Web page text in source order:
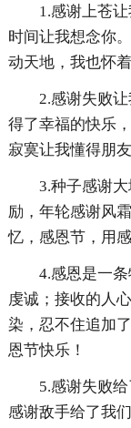
1.感谢上苍
时间让我想念你
动天地，我也怀
2.感谢失败
得了幸福的快乐
寂寞让我懂得朋
3.种子感谢
励，年轮感谢风
忆，感恩节，用
4.感恩是一
虔诚；接收的人
染，忍不住追加
恩节快乐！
5.感谢失败
感谢敌手给了我